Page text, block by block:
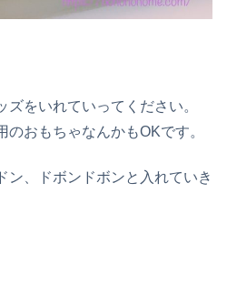
をいれていってください。
おもちゃなんかもOKです。
ン、ドボンドボンと入れていき